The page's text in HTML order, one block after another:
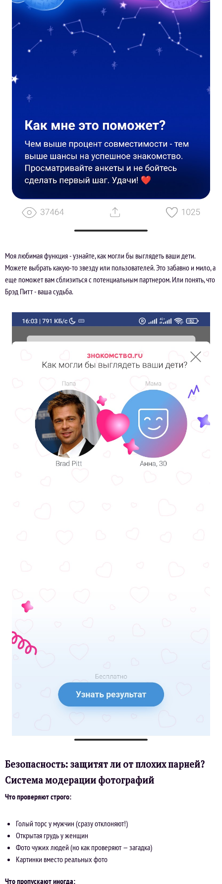
Моя любимая функция - узнайте, как могли бы выглядеть ваши дети.
Можете выбрать какую-то звезду или пользователей. Это забавно и мило, а
еще поможет вам сблизиться с потенциальным партнером. Или понять, что
Брэд Питт - ваша судьба.
Безопасность: защитят ли от плохих парней?
Система модерации фотографий
Что проверяют строго:
Голый торс у мужчин (сразу отклоняют!)
Открытая грудь у женщин
Фото чужих людей (но как проверяют — загадка)
Картинки вместо реальных фото
Что пропускают иногда: